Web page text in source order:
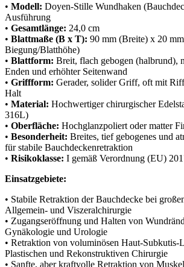
• Modell: Doyen-Stille Wundhaken
Ausführung
• Gesamtlänge: 24,0 cm
• Blattmaße (B x T): 90 mm (Breite) x 20
Biegung/Blatthöhe)
• Blattform: Breit, flach gebogen (halbrund),
Enden und erhöhter Seitenwand
• Griffform: Gerader, solider Griff, oft mit
Halt
• Material: Hochwertiger chirurgischer
316L)
• Oberfläche: Hochglanzpoliert oder matter
• Besonderheit: Breites, tief gebogenes und
für stabile Bauchdeckenretraktion
• Risikoklasse: I gemäß Verordnung (EU)
Einsatzgebiete:
• Stabile Retraktion der Bauchdecke bei
Allgemein- und Viszeralchirurgie
• Zugangseröffnung und Halten von
Gynäkologie und Urologie
• Retraktion von voluminösen Haut-Subkutis-
Plastischen und Rekonstruktiven Chirurgie
• Sanfte, aber kraftvolle Retraktion von